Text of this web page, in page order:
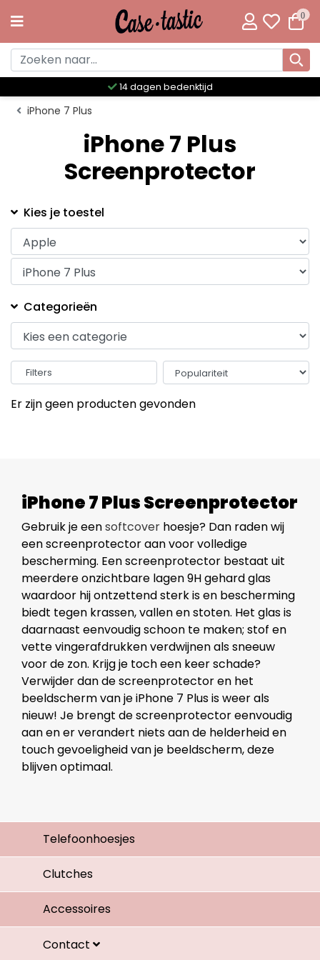
0
14 dagen bedenktijd
iPhone 7 Plus
iPhone 7 Plus
Screenprotector
Kies je toestel
Categorieën
Filters
Er zijn geen producten gevonden
iPhone 7 Plus Screenprotector
Gebruik je eensoftcover hoesje? Dan raden wij
een screenprotector aan voor volledige
bescherming. Een screenprotector bestaat uit
meerdere onzichtbare lagen 9H gehard glas
waardoor hij ontzettend sterk is en bescherming
biedt tegen krassen, vallen en stoten. Het glas is
daarnaast eenvoudig schoon te maken; stof en
vette vingerafdrukken verdwijnen als sneeuw
voor de zon. Krijg je toch een keer schade?
Verwijder dan de screenprotector en het
beeldscherm van je iPhone 7 Plus is weer als
nieuw! Je brengt de screenprotector eenvoudig
aan en er verandert niets aan de helderheid en
touch gevoeligheid van je beeldscherm, deze
blijven optimaal.
Telefoonhoesjes
Clutches
Accessoires
Contact